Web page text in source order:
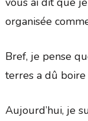
organisée
Bref, je pense
terres a dû
Aujourd’hui, je